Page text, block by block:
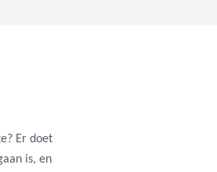
Er doet
is, en